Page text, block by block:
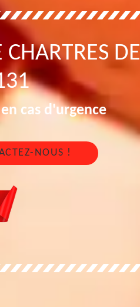
DE
cas d'urgence
NOUS !